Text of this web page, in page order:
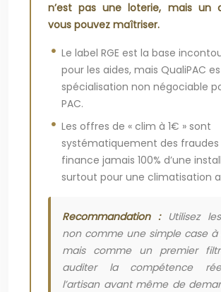
n’est pas une loterie, mais un
vous pouvez maîtriser.
Le label RGE est la base
pour les aides, mais QualiPAC
spécialisation non négociable
PAC.
Les offres de « clim à 1€ » sont
systématiquement des fraudes
finance jamais 100% d’une
surtout pour une climatisation
Recommandation :Utilisez
non comme une simple case à
mais comme un premier
auditer la compétence
l’artisan avant même de